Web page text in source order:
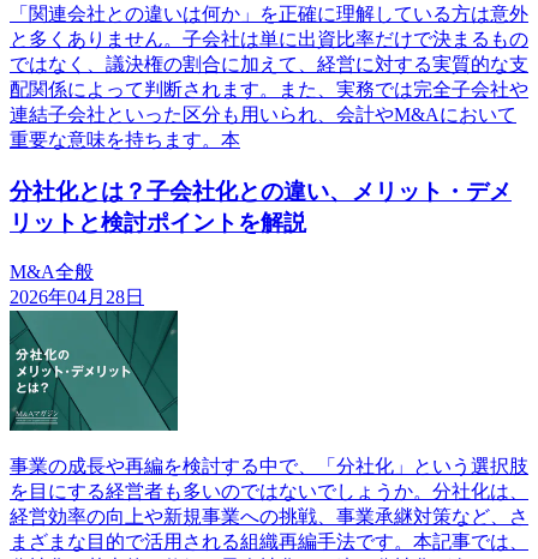
「関連会社との違いは何か」を正確に理解している方は意外
と多くありません。子会社は単に出資比率だけで決まるもの
ではなく、議決権の割合に加えて、経営に対する実質的な支
配関係によって判断されます。また、実務では完全子会社や
連結子会社といった区分も用いられ、会計やM&Aにおいて
重要な意味を持ちます。本
分社化とは？子会社化との違い、メリット・デメ
リットと検討ポイントを解説
M&A全般
2026年04月28日
事業の成長や再編を検討する中で、「分社化」という選択肢
を目にする経営者も多いのではないでしょうか。分社化は、
経営効率の向上や新規事業への挑戦、事業承継対策など、さ
まざまな目的で活用される組織再編手法です。本記事では、